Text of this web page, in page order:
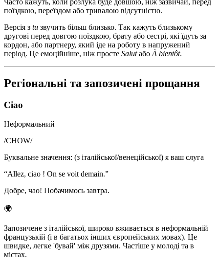
Часто кажуть, коли розлука буде довшою, ніж зазвичай, перед
поїздкою, переїздом або тривалою відсутністю.
Версія з tu звучить більш близько. Так кажуть близькому
другові перед довгою поїздкою, брату або сестрі, які їдуть за
кордон, або партнеру, який іде на роботу в напружений
період. Це емоційніше, ніж просте Salutабо À bientôt.
Регіональні та запозичені прощання
Ciao
Неформальний
/CHOW/
Буквальне значення: (з італійської/венеційської) я ваш слуга
“Allez, ciao ! On se voit demain.”
Добре, чао! Побачимось завтра.
🌍
Запозичене з італійської, широко вживається в неформальній
французькій (і в багатьох інших європейських мовах). Це
швидке, легке 'бувай' між друзями. Частіше у молоді та в
містах.